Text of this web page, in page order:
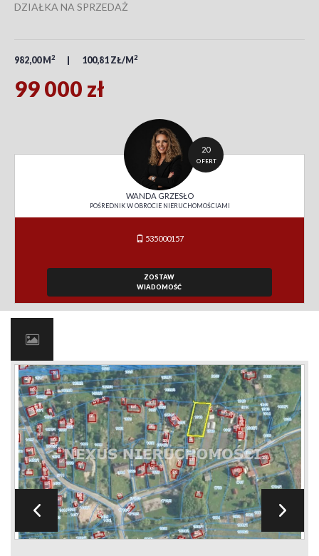
DZIAŁKA NA SPRZEDAŻ
982,00 M 2 100,81 ZŁ/M 2
99 000 zł
20
OFERT
WANDA GRZESŁO
POŚREDNIK W OBROCIE NIERUCHOMOŚCIAMI
535000157
ZOSTAW
WIADOMOŚĆ